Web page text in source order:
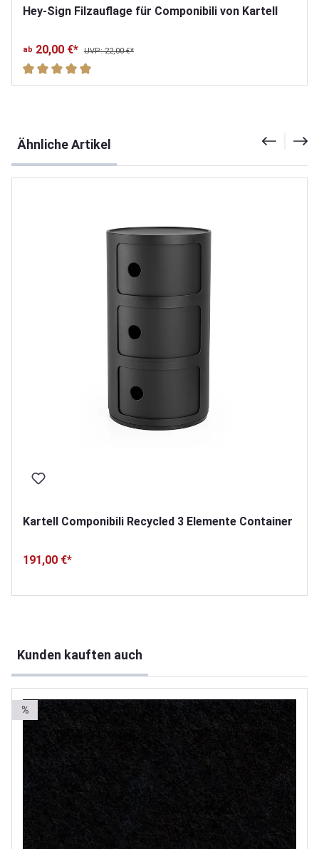
Hey-Sign Filzauflage für Componibili von Kartell
ab 20,00 €* UVP: 22,00 €*
Durchschnittliche Bewertung von 5 von 5 Sternen
Ähnliche Artikel
Kartell Componibili Recycled 3 Elemente Container
191,00 €*
Kunden kauften auch
%